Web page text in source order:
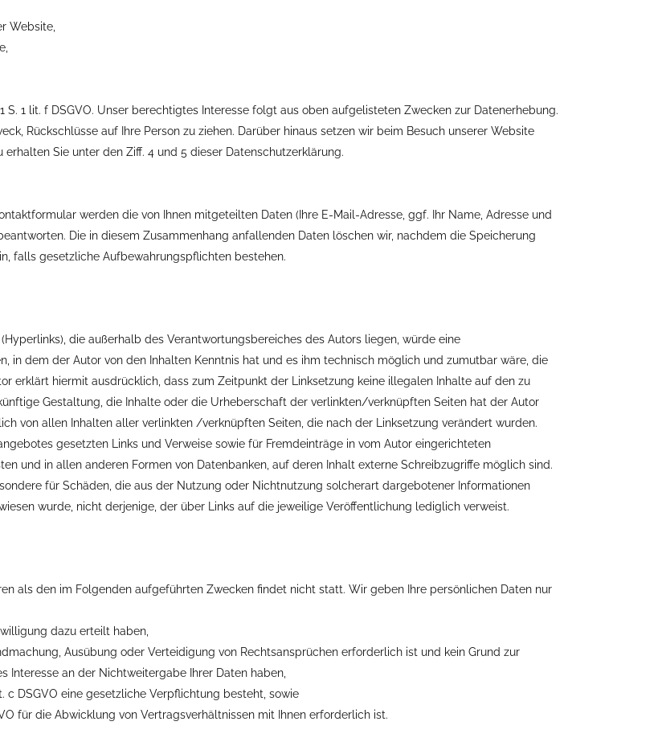
Website,
1 lit. f DSGVO. Unser berechtigtes Interesse folgt aus oben aufgelisteten Zwecken zur Datenerhebung.
Rückschlüsse auf Ihre Person zu ziehen. Darüber hinaus setzen wir beim Besuch unserer Website
Sie unter den Ziff. 4 und 5 dieser Datenschutzerklärung.
werden die von Ihnen mitgeteilten Daten (Ihre E-Mail-Adresse, ggf. Ihr Name, Adresse und
Die in diesem Zusammenhang anfallenden Daten löschen wir, nachdem die Speicherung
falls gesetzliche Aufbewahrungspflichten bestehen.
die außerhalb des Verantwortungsbereiches des Autors liegen, würde eine
in dem der Autor von den Inhalten Kenntnis hat und es ihm technisch möglich und zumutbar wäre, die
erklärt hiermit ausdrücklich, dass zum Zeitpunkt der Linksetzung keine illegalen Inhalte auf den zu
Gestaltung, die Inhalte oder die Urheberschaft der verlinkten/verknüpften Seiten hat der Autor
von allen Inhalten aller verlinkten /verknüpften Seiten, die nach der Linksetzung verändert wurden.
gesetzten Links und Verweise sowie für Fremdeinträge in vom Autor eingerichteten
und in allen anderen Formen von Datenbanken, auf deren Inhalt externe Schreibzugriffe möglich sind.
für Schäden, die aus der Nutzung oder Nichtnutzung solcherart dargebotener Informationen
wurde, nicht derjenige, der über Links auf die jeweilige Veröffentlichung lediglich verweist.
als den im Folgenden aufgeführten Zwecken findet nicht statt. Wir geben Ihre persönlichen Daten nur
dazu erteilt haben,
Ausübung oder Verteidigung von Rechtsansprüchen erforderlich ist und kein Grund zur
Interesse an der Nichtweitergabe Ihrer Daten haben,
c DSGVO eine gesetzliche Verpflichtung besteht, sowie
für die Abwicklung von Vertragsverhältnissen mit Ihnen erforderlich ist.